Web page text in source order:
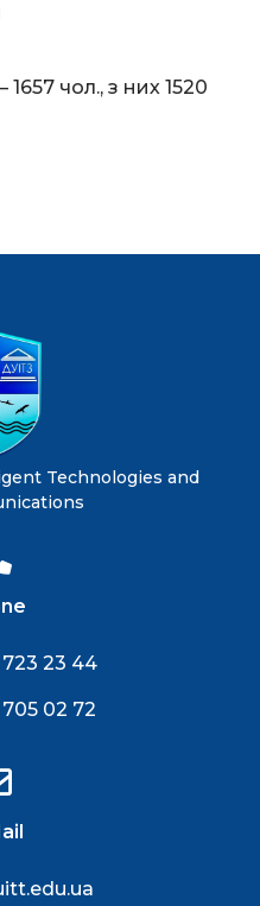
чол., з них 1520
Technologies and
23 44
02 72